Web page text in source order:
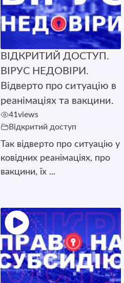
ВІДКРИТИЙ ДОСТУП.
ВІРУС НЕДОВІРИ.
Відверто про ситуацію в
реанімаціях та вакцини.
41views
Відкритий доступ
Так відверто про ситуацію у
ковідних реанімаціях, про
вакцини, їх ...